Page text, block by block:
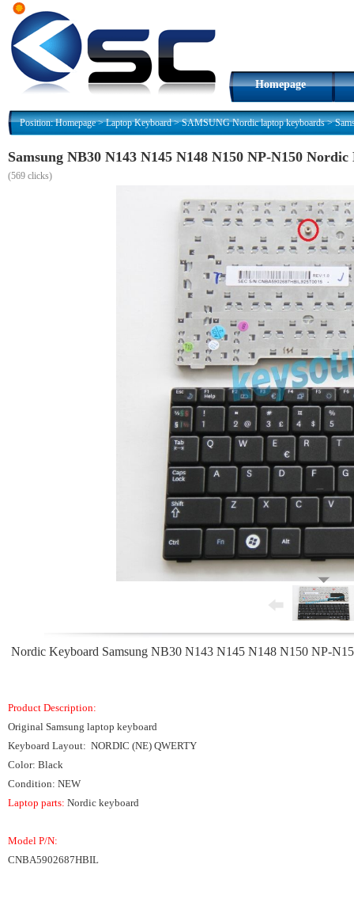
Homepage
Position:Homepage>Laptop Keyboard>SAMSUNG Nordic laptop keyboards>
Samsung NB30 N143 N145 N148 N150 NP-N150
(569 clicks)
Nordic Keyboard Samsung NB30 N143 N145 N148 N150 NP-
Product Description:
Original Samsung laptop keyboard
Keyboard Layout: NORDIC (NE) QWERTY
Color: Black
Condition: NEW
Laptop parts: Nordic keyboard
Model P/N:
CNBA5902687HBIL